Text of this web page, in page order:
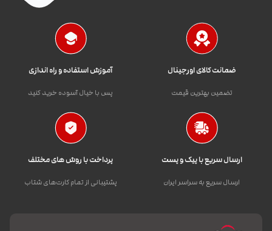
ضمانت کالای اورجینال
تضمین بهترین قیمت
آموزش استفاده و راه اندازی
پس با خیال آسوده خرید کنید
ارسال سریع با پیک و پست
ارسال سریع به سراسر ایران
پرداخت با روش های مختلف
پشتیبانی از تمام کارت‌های شتاب